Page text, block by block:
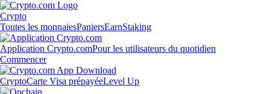
Crypto
Toutes les monnaiesPaniersEarnStaking
Application Crypto.comPour les utilisateurs du quotidien
Commencer
CryptoCarte Visa prépayéeLevel Up